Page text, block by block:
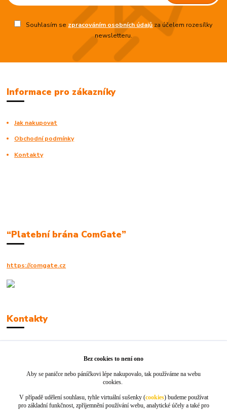
Souhlasím se zpracováním osobních údajůza účelem rozesílky
newsletteru.
Informace pro zákazníky
Jak nakupovat
Obchodní podmínky
Kontakty
“Platební brána ComGate”
https://comgate.cz
Kontakty
info@jackie-shop.cz
Bez cookies to není ono
Aby se paničce nebo páníčkovi lépe nakupovalo, tak používáme na webu
cookies.
V případě udělení souhlasu, tyhle virtuální sušenky (cookies) budeme používat
pro základní funkčnost, zpříjemnění používání webu, analytické účely a také pro